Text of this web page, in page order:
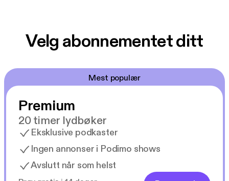
Velg abonnementet ditt
Mest populær
Premium
20 timer lydbøker
Eksklusive podkaster
Ingen annonser i Podimo shows
Avslutt når som helst